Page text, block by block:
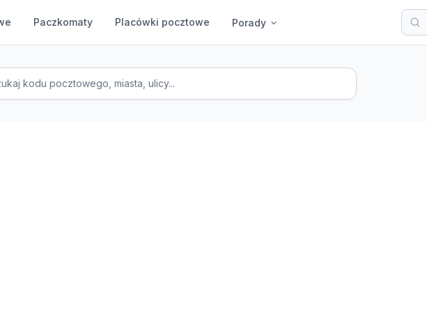
Paczkomaty Placówki pocztowe Porady